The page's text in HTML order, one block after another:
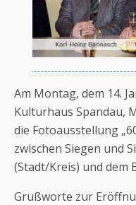
Am Montag, dem 14.
Kulturhaus Spandau,
die Fotoausstellung
zwischen Siegen und
(Stadt/Kreis) und dem
Grußworte zur